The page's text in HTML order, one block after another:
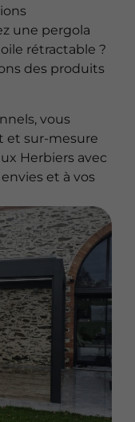
une pergola
rétractable ?
des produits
vous
et sur-mesure
Herbiers avec
et à vos